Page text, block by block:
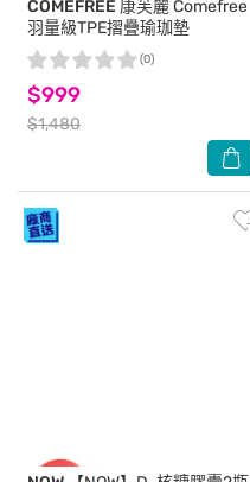
COMEFREE 康芙麗 Comefree
羽量級TPE摺疊瑜珈墊
$999
$1,480
(0)